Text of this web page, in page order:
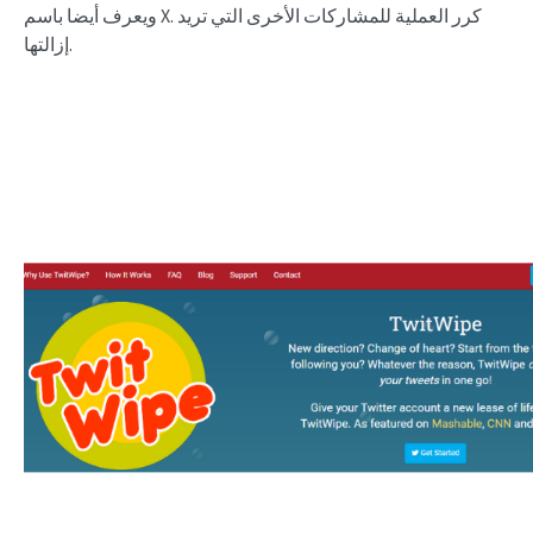
ويعرف أيضا باسم X. كرر العملية للمشاركات الأخرى التي تريد
إزالتها.